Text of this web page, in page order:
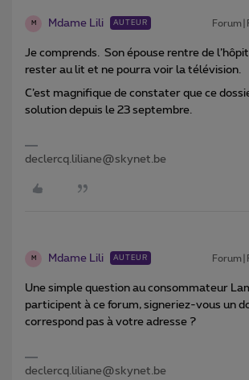
M Mdame Lili AUTEUR
Je comprends. Son épouse rentre de
rester au lit et ne pourra voir la télévision.
C’est magnifique de constater que ce
solution depuis le 23 septembre.
declercq.liliane@skynet.be
M Mdame Lili AUTEUR
Une simple question au consommateur
participent à ce forum, signeriez-vous un
correspond pas à votre adresse ?
declercq.liliane@skynet.be